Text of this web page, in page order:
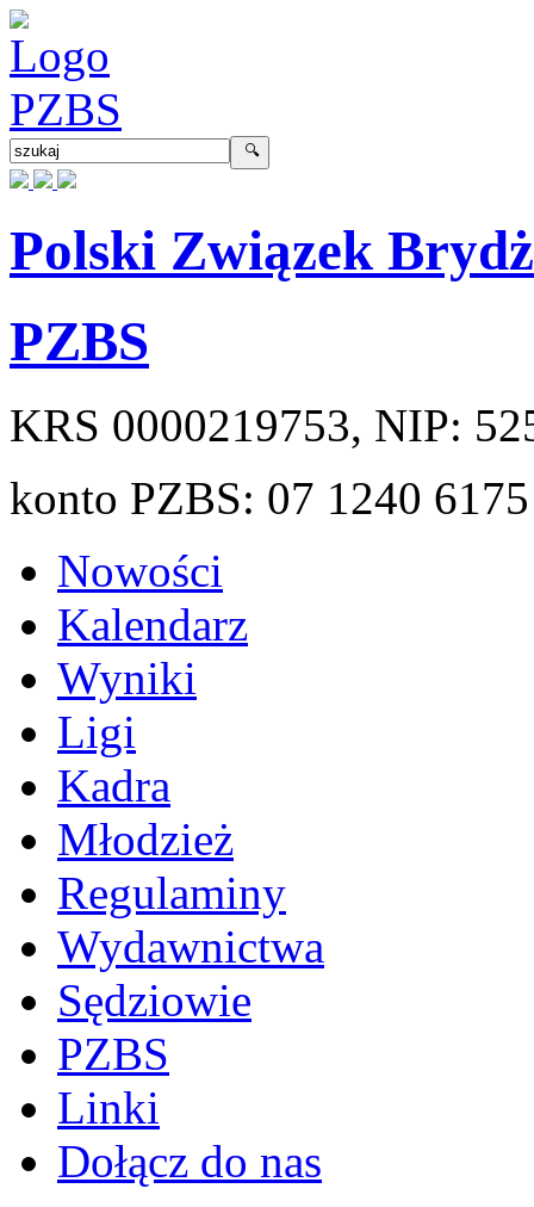
Polski Związek
PZBS
KRS 0000219753, NIP:
konto PZBS: 07 1240
Nowości
Kalendarz
Wyniki
Ligi
Kadra
Młodzież
Regulaminy
Wydawnictwa
Sędziowie
PZBS
Linki
Dołącz do nas